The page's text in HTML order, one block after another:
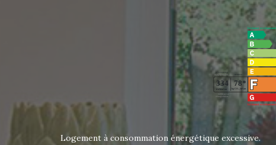
Logement à consommation énergétique excessive.